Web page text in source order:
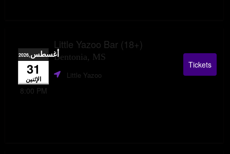
Little Yazoo Bar (18+)
Bentonia, MSأغسطس,2026
31
الإثنين
8:00 PM
Little Yazoo
Tickets